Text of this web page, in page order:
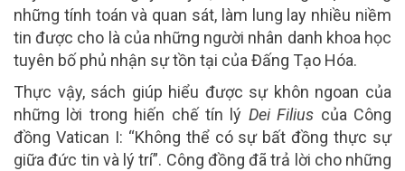
những tính toán và quan sát, làm lung lay nhiều niềm
tin được cho là của những người nhân danh khoa học
tuyên bố phủ nhận sự tồn tại của Đấng Tạo Hóa.
Thực vậy, sách giúp hiểu được sự khôn ngoan của
những lời trong hiến chế tín lý Dei Filius của Công
đồng Vatican I: “Không thể có sự bất đồng thực sự
giữa đức tin và lý trí”. Công đồng đã trả lời cho những